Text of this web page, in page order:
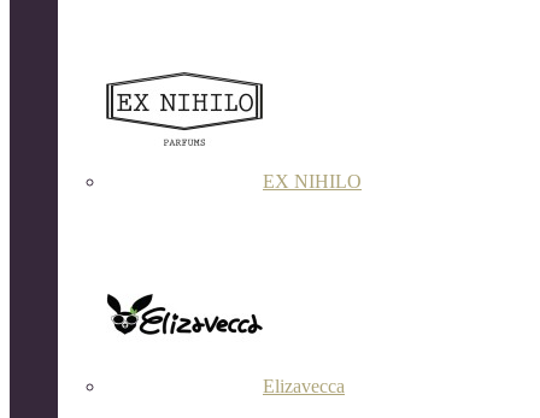
EX NIHILO
Elizavecca